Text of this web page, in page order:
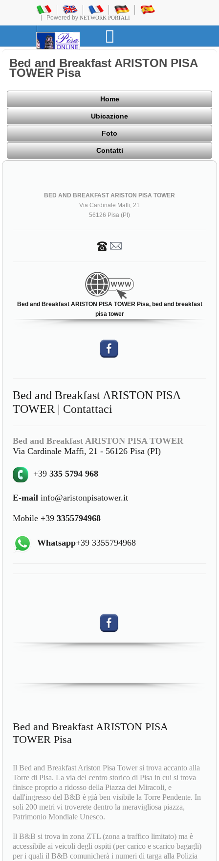
Powered by NETWORK PORTALI
Bed and Breakfast ARISTON PISA
TOWER Pisa
Home
Ubicazione
Foto
Contatti
BED AND BREAKFAST ARISTON PISA TOWER
Via Cardinale Maffi, 21
56126 Pisa (PI)
Bed and Breakfast ARISTON PISA TOWER Pisa, bed and breakfast
pisa tower
Bed and Breakfast ARISTON PISA
TOWER | Contattaci
Bed and Breakfast ARISTON PISA TOWER
Via Cardinale Maffi, 21 - 56126 Pisa (PI)
+39335 5794 968
E-mail info@aristonpisatower.it
Mobile +393355794968
Whatsapp+39 3355794968
Bed and Breakfast ARISTON PISA
TOWER Pisa
Il Bed and Breakfast Ariston Pisa Tower si trova accanto alla
Torre di Pisa. La via del centro storico di Pisa in cui si trova
finisce proprio a ridosso della Piazza dei Miracoli, e
dall'ingresso del B&B è già ben visibile la Torre Pendente. In
soli 200 metri vi troverete dentro la meravigliosa piazza,
Patrimonio Mondiale Unesco.
Il B&B si trova in zona ZTL (zona a traffico limitato) ma è
accessibile ai veicoli degli ospiti (per carico e scarico bagagli)
per i quali il B&B comunicherà i numeri di targa alla Polizia